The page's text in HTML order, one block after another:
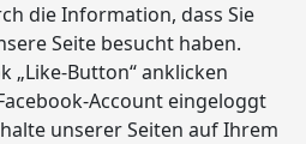
die Information, dass Sie
Seite besucht haben.
„Like-Button“ anklicken
Account eingeloggt
unserer Seiten auf Ihrem